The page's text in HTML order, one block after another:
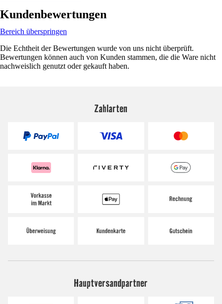
Kundenbewertungen
Bereich überspringen
Die Echtheit der Bewertungen wurde von uns nicht überprüft.
Bewertungen können auch von Kunden stammen, die die Ware nicht
nachweislich genutzt oder gekauft haben.
Zahlarten
Hauptversandpartner